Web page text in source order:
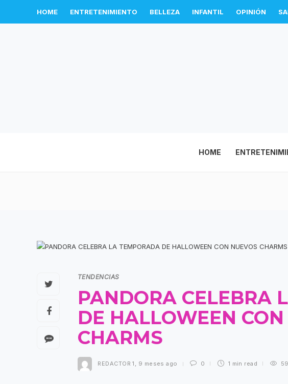
HOME ENTRETENIMIENTO BELLEZA INFANTIL OPINIÓN
HOME
TENDENCIAS
PANDORA CELEBRA
DE HALLOWEEN
CHARMS
REDACTOR 1 , 9 meses ago 0 1 min read